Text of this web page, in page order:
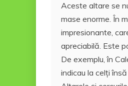
Aceste altare se
mase enorme. În
impresionante,
apreciabilă. Este
De exemplu, în
indicau la celţi